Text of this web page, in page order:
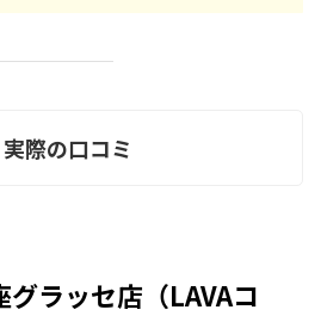
実際の口コミ
グラッセ店（LAVAコ